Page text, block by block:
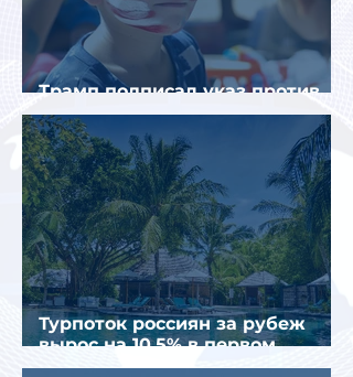
Трамп подписал указ против
«родильного туризма» в США
Турпоток россиян за рубеж
вырос на 10,5% в первом
полугодии 2026 года